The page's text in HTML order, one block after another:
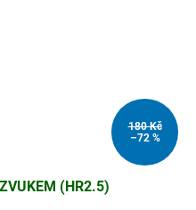
180 Kč
–72 %
(HR2.5)